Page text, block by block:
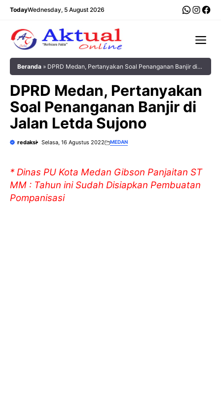
Langsung
TodayWednesday, 5 August 2026
Beranda » DPRD Medan, Pertanyakan Soal Penanganan Banjir di
DPRD Medan, Pertanyakan
Soal Penanganan Banjir di
Jalan Letda Sujono
redaksi Selasa, 16 Agustus 2022 MEDAN
* Dinas PU Kota Medan Gibson Panjaitan ST
MM : Tahun ini Sudah Disiapkan Pembuatan
Pompanisasi